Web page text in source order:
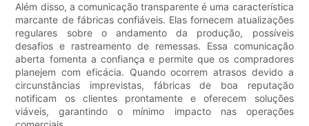
Além disso, a comunicação transparente é uma característica
marcante de fábricas confiáveis. Elas fornecem atualizações
regulares sobre o andamento da produção, possíveis
desafios e rastreamento de remessas. Essa comunicação
aberta fomenta a confiança e permite que os compradores
planejem com eficácia. Quando ocorrem atrasos devido a
circunstâncias imprevistas, fábricas de boa reputação
notificam os clientes prontamente e oferecem soluções
viáveis, garantindo o mínimo impacto nas operações